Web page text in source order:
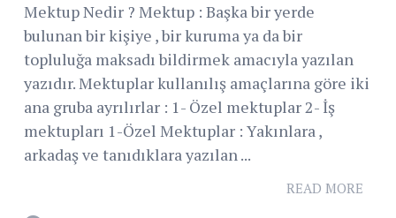
Mektup Nedir ? Mektup : Başka bir yerde
bulunan bir kişiye , bir kuruma ya da bir
topluluğa maksadı bildirmek amacıyla yazılan
yazıdır. Mektuplar kullanılış amaçlarına göre iki
ana gruba ayrılırlar : 1- Özel mektuplar 2- İş
mektupları 1-Özel Mektuplar : Yakınlara ,
arkadaş ve tanıdıklara yazılan ...
READ MORE